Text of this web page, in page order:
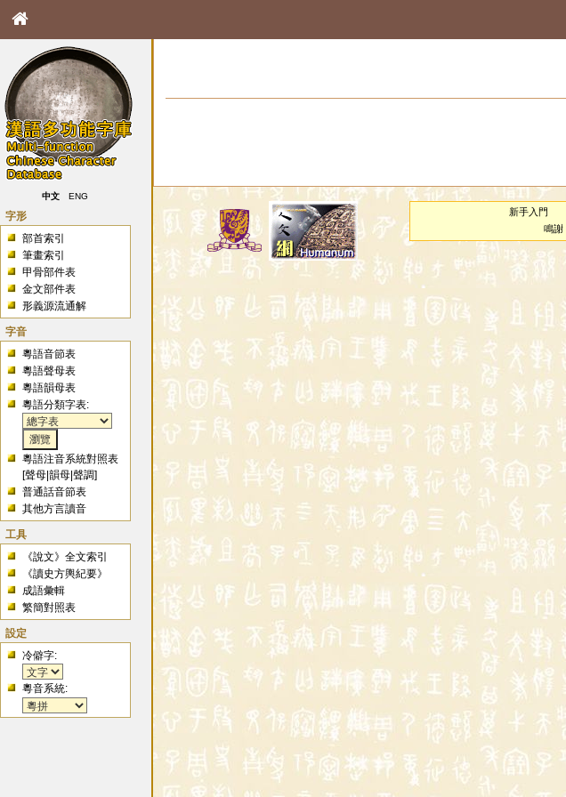
中文 ENG
字形
部首索引
筆畫索引
甲骨部件表
金文部件表
形義源流通解
字音
粵語音節表
粵語聲母表
粵語韻母表
粵語分類字表:
粵語注音系統對照表
[聲母 |韻母 |聲調]
普通話音節表
其他方言讀音
工具
《說文》全文索引
《讀史方輿紀要》
成語彙輯
繁簡對照表
設定
冷僻字:
粵音系統:
新手入門
鳴謝